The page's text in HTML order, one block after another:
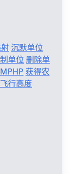
沉默单位
单位 删除单
获得农
行高度